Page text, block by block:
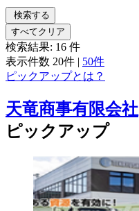
検索する
すべてクリア
検索結果: 16 件
表示件数 20件 | 50件
ピックアップとは？
天竜商事有限会社
ピックアップ